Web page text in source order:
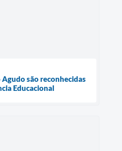
são reconhecidas
Educacional